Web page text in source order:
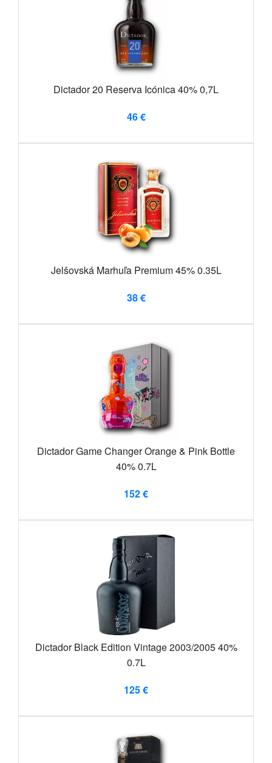
Dictador 20 Reserva Icónica 40% 0,7L
46 €
Jelšovská Marhuľa Premium 45% 0.35L
38 €
Dictador Game Changer Orange & Pink Bottle
40% 0.7L
152 €
Dictador Black Edition Vintage 2003/2005 40%
0.7L
125 €